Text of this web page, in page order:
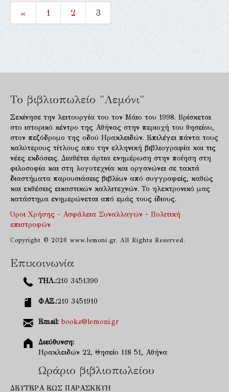
« 1 2 3
Το βιβλιοπωλείο "Λεμόνι"
Ξεκίνησε την λειτουργία του τον Μάιο του 1998. Βρίσκεται
στο ιστορικό κέντρο της Αθήνας στην περιοχή του θησείου,
στον πεζόδρομο της οδού Ηρακλειδών. Επιλέγει πάντα τους
καλύτερους τίτλους απο την ελληνική βιβλιογραφία και τις
νέες εκδόσεις. Διαθέτει άρτια ενημέρωση στην ποίηση στη
φιλοσοφία και στη λογοτεχνία και οργανώνει σε τακτά
διαστήματα παρουσιάσεις βιβλίων από συγγραφείς, καθώς
και εκθέσεις εικαστικών καλλιτεχνών. Το ηλεκτρονικό μας
κατάστημα ενημερώνεται από εμάς τους ίδιους.
Όροι Χρήσης - Ασφάλεια Συναλλαγών - Πολιτική
επιστροφών
Copyright © 2026 www.lemoni.gr. All Rights Reserved.
Επικοινωνία
ΤΗΛ.:210 3451390
ΦΑΞ.:210 3451910
Email: books@lemoni.gr
Διεύθυνση:
Ηρακλειδών 22, Θησείο 118 51, Αθήνα
Ωράριο βιβλιοπωλείου
ΔΕΥΤΕΡΑ ΕΩΣ ΠΑΡΑΣΚΕΥΗ